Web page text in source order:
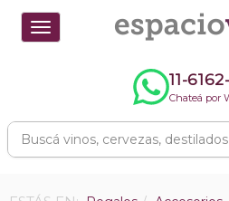
Toggle
navigation
11-
Chateá por